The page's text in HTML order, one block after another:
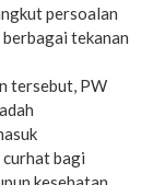
persoalan
tekanan
tersebut, PW
curhat bagi